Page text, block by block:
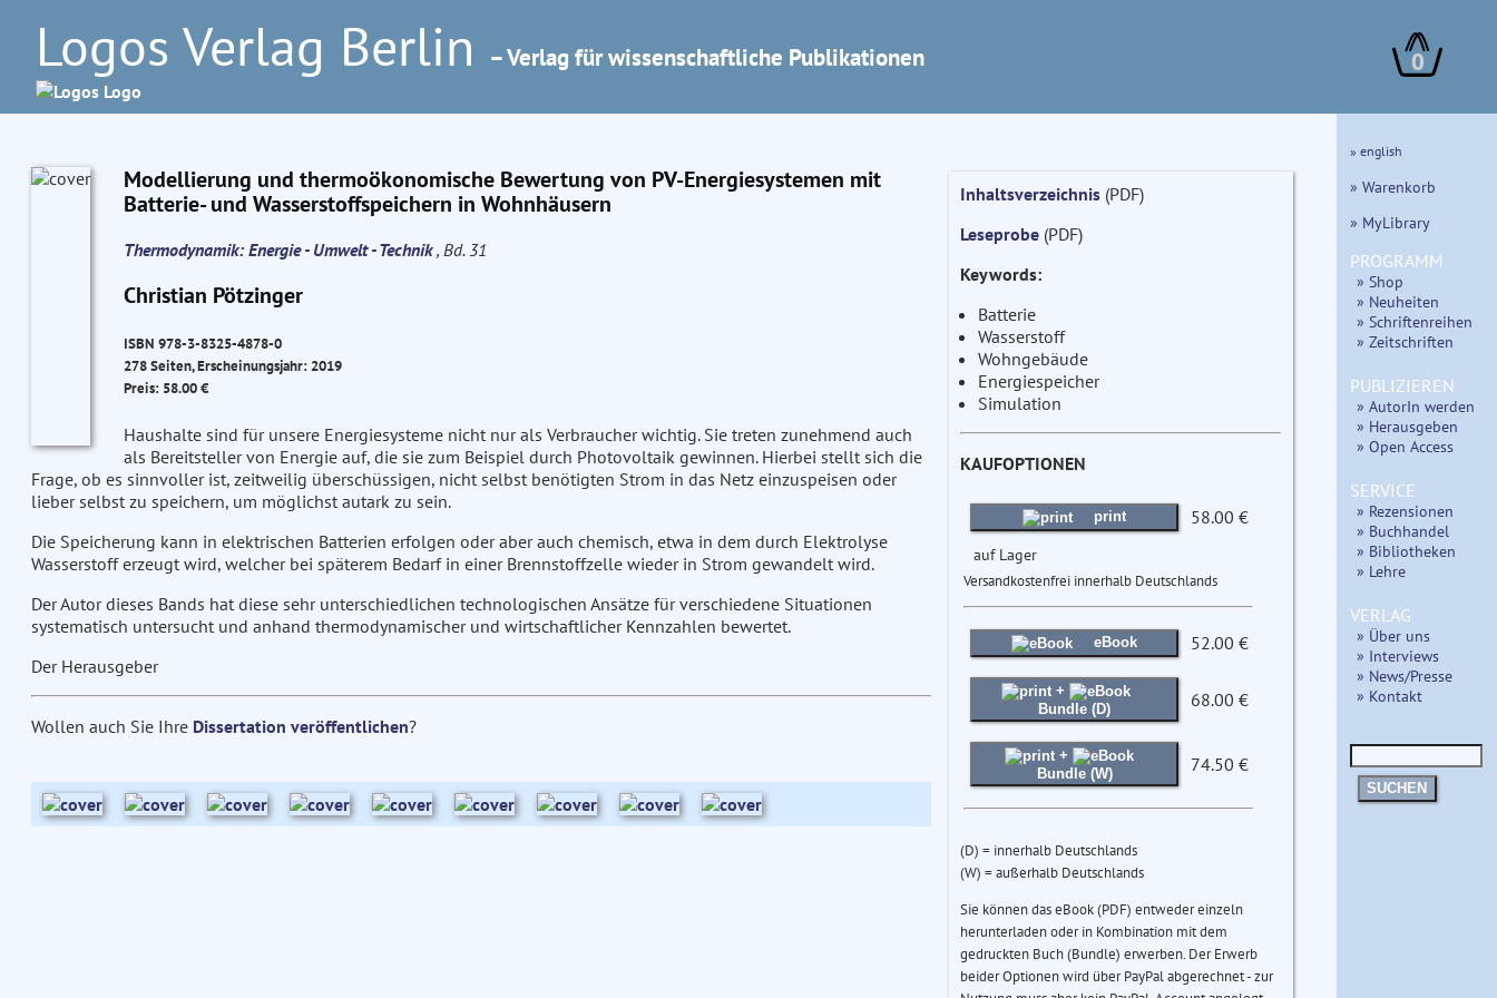
Logos Verlag Berlin – Verlag für wissenschaftliche Publikationen 0
Modellierung und thermoökonomische Bewertung von PV-Energiesystemen mit
Batterie- und Wasserstoffspeichern in Wohnhäusern
Thermodynamik: Energie - Umwelt - Technik, Bd. 31
Christian Pötzinger
ISBN 978-3-8325-4878-0
278 Seiten, Erscheinungsjahr: 2019
Preis: 58.00 €
Haushalte sind für unsere Energiesysteme nicht nur als Verbraucher wichtig. Sie treten zunehmend auch
als Bereitsteller von Energie auf, die sie zum Beispiel durch Photovoltaik gewinnen. Hierbei stellt sich die
Frage, ob es sinnvoller ist, zeitweilig überschüssigen, nicht selbst benötigten Strom in das Netz einzuspeisen oder
lieber selbst zu speichern, um möglichst autark zu sein.
Die Speicherung kann in elektrischen Batterien erfolgen oder aber auch chemisch, etwa in dem durch Elektrolyse
Wasserstoff erzeugt wird, welcher bei späterem Bedarf in einer Brennstoffzelle wieder in Strom gewandelt wird.
Der Autor dieses Bands hat diese sehr unterschiedlichen technologischen Ansätze für verschiedene Situationen
systematisch untersucht und anhand thermodynamischer und wirtschaftlicher Kennzahlen bewertet.
Der Herausgeber
Wollen auch Sie Ihre Dissertation veröffentlichen?
Inhaltsverzeichnis(PDF)
Leseprobe(PDF)
Keywords:
Batterie
Wasserstoff
Wohngebäude
Energiespeicher
Simulation
KAUFOPTIONEN
print 58.00 €
auf Lager
Versandkostenfrei innerhalb Deutschlands
eBook 52.00 €
+
Bundle (D)
68.00 €
+
Bundle (W)
74.50 €
(D) = innerhalb Deutschlands
(W) = außerhalb Deutschlands
Sie können das eBook (PDF) entweder einzeln
herunterladen oder in Kombination mit dem
gedruckten Buch (Bundle) erwerben. Der Erwerb
beider Optionen wird über PayPal abgerechnet - zur
» english
» Warenkorb
» MyLibrary
PROGRAMM
» Shop
» Neuheiten
» Schriftenreihen
» Zeitschriften
PUBLIZIEREN
» AutorIn werden
» Herausgeben
» Open Access
SERVICE
» Rezensionen
» Buchhandel
» Bibliotheken
» Lehre
VERLAG
» Über uns
» Interviews
» News/Presse
» Kontakt
SUCHEN